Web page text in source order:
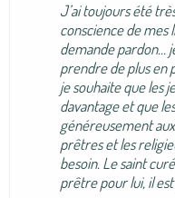
J’ai toujours été
conscience de mes
demande pardon…
prendre de plus en
je souhaite que les
davantage et que
généreusement
prêtres et les
besoin. Le saint
prêtre pour lui, il